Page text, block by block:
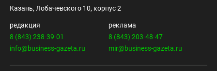
Казань, Лобачевского 10, корпус 2
редакция
8 (843) 238-39-01
info@business-gazeta.ru
реклама
8 (843) 203-48-47
mir@business-gazeta.ru